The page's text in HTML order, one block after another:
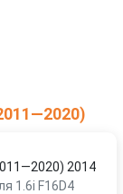
2014
1.6i F16D4